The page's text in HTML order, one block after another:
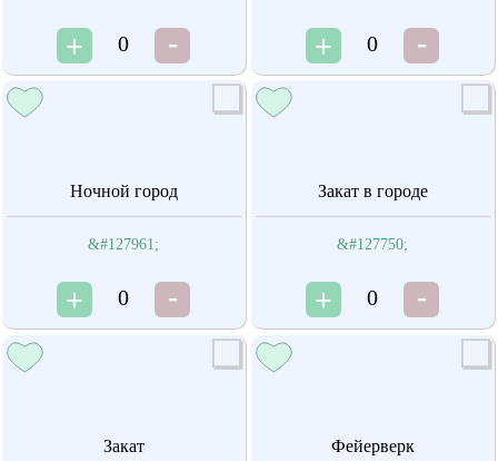
0 0
Ночной город
&#127961;
0
Закат в городе
&#127750;
0
Закат Фейерверк